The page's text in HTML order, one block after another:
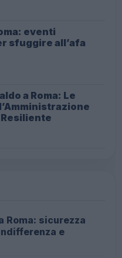
eventi
sfuggire all’afa
a Roma: Le
Roma: sicurezza
e